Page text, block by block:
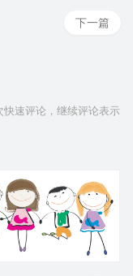
下一篇
速评论，继续评论表示